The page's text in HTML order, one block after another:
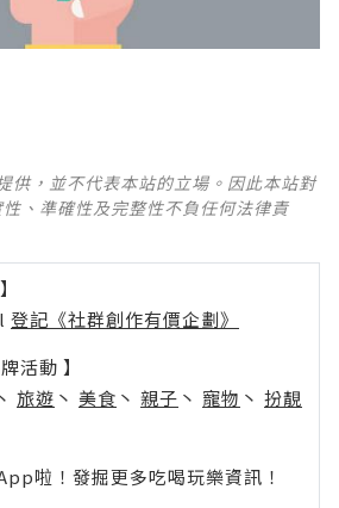
供，並不代表本站的立場。因此本站對
、準確性及完整性不負任何法律責
登記《社群創作有價企劃》
活動 】
旅遊 丶 美食 丶 親子 丶 寵物 丶 扮靚
啦！發掘更多吃喝玩樂資訊！